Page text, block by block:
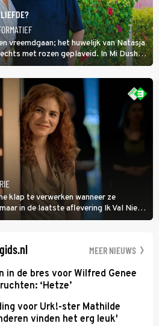
vreemdgaan; het huwelijk van Natasja
met rozen geplaveid. In Mi Dushi:
Genee het showbizzkoppel mee
te hebben.
klap te verwerken wanneer ze
in de laatste aflevering Ik Val Niet,
van plan is op te geven, zelfs als ze
MEER NIEUWS
in de bres voor Wilfred Genee
‘Hetze’
voor Urk!-ster Mathilde
vinden het erg leuk'